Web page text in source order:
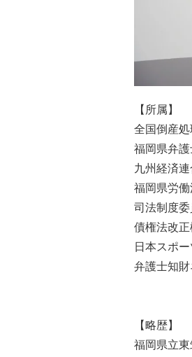
【所属】
全国倒産
福岡県弁
九州経済
福岡県労
司法制度委
債権法改
日本スポ
弁護士知
【略歴】
福岡県立